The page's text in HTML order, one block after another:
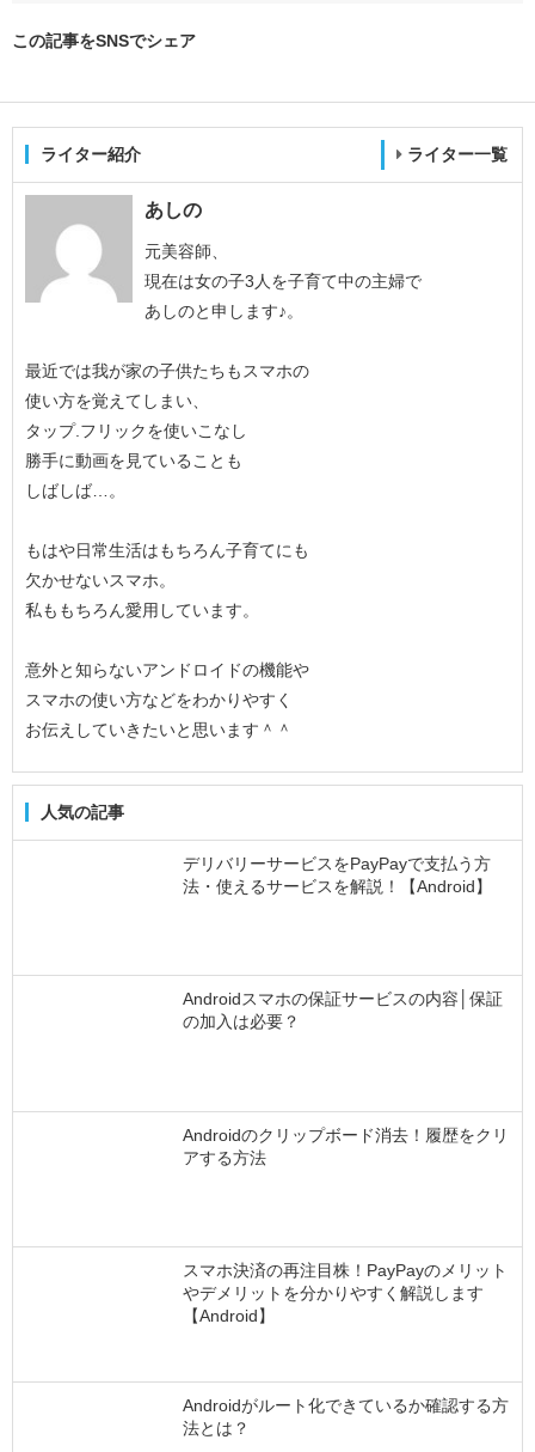
この記事をSNSでシェア
ライター紹介 ライター一覧
あしの
元美容師、
現在は女の子3人を子育て中の主婦で
あしのと申します♪。
最近では我が家の子供たちもスマホの
使い方を覚えてしまい、
タップ.フリックを使いこなし
勝手に動画を見ていることも
しばしば…。
もはや日常生活はもちろん子育てにも
欠かせないスマホ。
私ももちろん愛用しています。
意外と知らないアンドロイドの機能や
スマホの使い方などをわかりやすく
お伝えしていきたいと思います＾＾
人気の記事
デリバリーサービスをPayPayで支払う方
法・使えるサービスを解説！【Android】
Androidスマホの保証サービスの内容│保証
の加入は必要？
Androidのクリップボード消去！履歴をクリ
アする方法
スマホ決済の再注目株！PayPayのメリット
やデメリットを分かりやすく解説します
【Android】
Androidがルート化できているか確認する方
法とは？